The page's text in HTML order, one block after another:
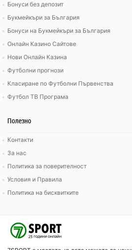
Бонуси без депозит
Букмейкъри за България
Бонуси на Букмейкъри за България
Онлайн Казино Сайтове
Нови Онлайн Казина
Футболни прогнози
Класиране по Футболни Първенства
Футбол ТВ Програма
Полезно
Контакти
За нас
Политика за поверителност
Условия и Правила
Политика на бисквитките